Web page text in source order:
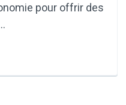
pour offrir des